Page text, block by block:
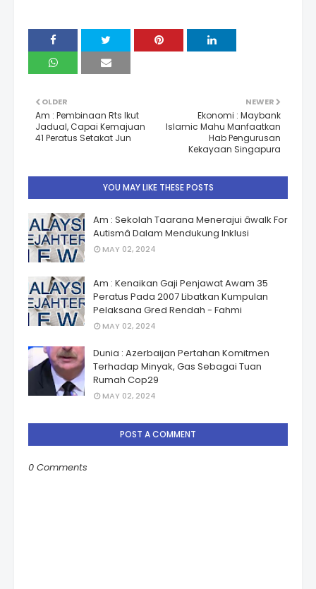
NEWER
Ekonomi : Maybank
Islamic Mahu Manfaatkan
Hab Pengurusan
Kekayaan Singapura
OLDER
Am : Pembinaan Rts Ikut
Jadual, Capai Kemajuan
41 Peratus Setakat Jun
YOU MAY LIKE THESE POSTS
Am : Sekolah Taarana Menerajui âwalk For
Autismâ Dalam Mendukung Inklusi
MAY 02, 2024
Am : Kenaikan Gaji Penjawat Awam 35
Peratus Pada 2007 Libatkan Kumpulan
Pelaksana Gred Rendah - Fahmi
MAY 02, 2024
Dunia : Azerbaijan Pertahan Komitmen
Terhadap Minyak, Gas Sebagai Tuan
Rumah Cop29
MAY 02, 2024
POST A COMMENT
0 Comments